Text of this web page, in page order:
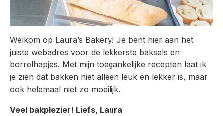
Welkom op Laura’s Bakery! Je bent hier aan het
juiste webadres voor de lekkerste baksels en
borrelhapjes. Met mijn toegankelijke recepten laat ik
je zien dat bakken niet alleen leuk en lekker is, maar
ook helemaal niet zo moeilijk.
Veel bakplezier! Liefs, Laura